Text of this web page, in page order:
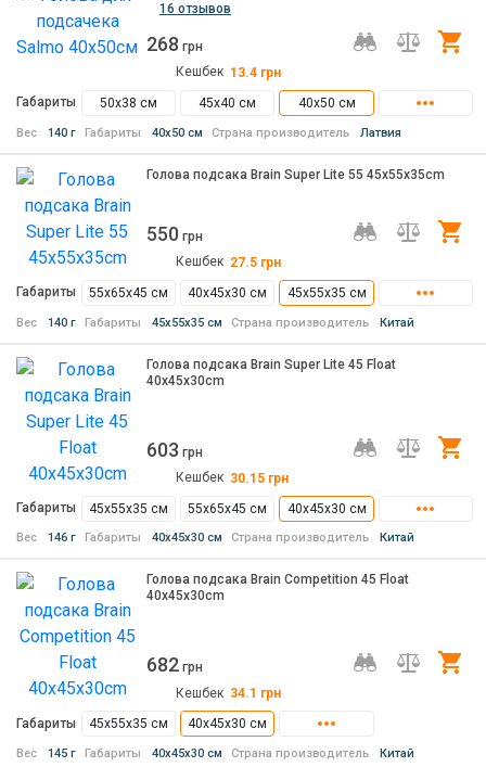
16 отзывов
268 грн
Кешбек 13.4 грн
Габариты
50х38 см 45х40 см 40х50 см
Вес 140 г Габариты 40х50 см Страна производитель Латвия
Голова подсака Brain Super Lite 55 45x55x35cm
550 грн
Кешбек 27.5 грн
Габариты
55х65х45 см 40х45х30 см 45х55х35 см
Вес 140 г Габариты 45х55х35 см Страна производитель Китай
Голова подсака Brain Super Lite 45 Float
40x45x30cm
603 грн
Кешбек 30.15 грн
Габариты
45х55х35 см 55х65х45 см 40х45х30 см
Вес 146 г Габариты 40х45х30 см Страна производитель Китай
Голова подсака Brain Competition 45 Float
40x45x30cm
682 грн
Кешбек 34.1 грн
Габариты
45x55x35 см 40x45x30 см
Вес 145 г Габариты 40x45x30 см Страна производитель Китай